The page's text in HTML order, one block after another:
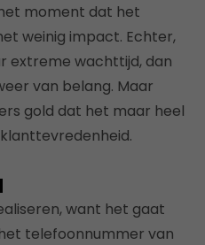
moment dat het
weinig impact. Echter,
extreme wachttijd, dan
van belang. Maar
gold dat het maar heel
want het gaat
telefoonnummer van